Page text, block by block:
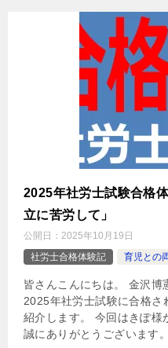
2025年社労士試験合格
立に苦労して」
公開日： 2025年10月19日
社労士合格体験記
育児との
皆さんこんにちは。 金沢博
2025年社労士試験に合格さ
紹介します。 今回はきぽ様
誠にありがとうございます